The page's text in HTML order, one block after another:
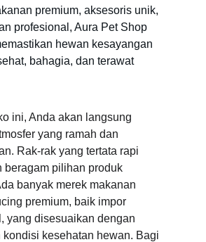
premium, aksesoris unik,
profesional, Aura Pet Shop
hewan kesayangan
bahagia, dan terawat
ini, Anda akan langsung
yang ramah dan
Rak-rak yang tertata rapi
beragam pilihan produk
banyak merek makanan
premium, baik impor
yang disesuaikan dengan
kondisi kesehatan hewan. Bagi